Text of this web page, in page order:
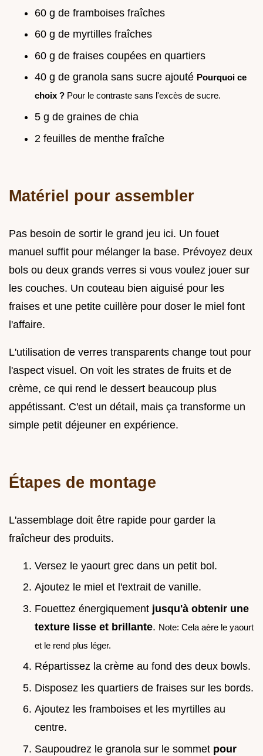
60 g de framboises fraîches
60 g de myrtilles fraîches
60 g de fraises coupées en quartiers
40 g de granola sans sucre ajouté Pourquoi ce
choix ? Pour le contraste sans l'excès de sucre.
5 g de graines de chia
2 feuilles de menthe fraîche
Matériel pour assembler
Pas besoin de sortir le grand jeu ici. Un fouet
manuel suffit pour mélanger la base. Prévoyez deux
bols ou deux grands verres si vous voulez jouer sur
les couches. Un couteau bien aiguisé pour les
fraises et une petite cuillère pour doser le miel font
l'affaire.
L'utilisation de verres transparents change tout pour
l'aspect visuel. On voit les strates de fruits et de
crème, ce qui rend le dessert beaucoup plus
appétissant. C'est un détail, mais ça transforme un
simple petit déjeuner en expérience.
Étapes de montage
L'assemblage doit être rapide pour garder la
fraîcheur des produits.
Versez le yaourt grec dans un petit bol.
Ajoutez le miel et l'extrait de vanille.
Fouettez énergiquement jusqu'à obtenir une
texture lisse et brillante. Note: Cela aère le yaourt
et le rend plus léger.
Répartissez la crème au fond des deux bowls.
Disposez les quartiers de fraises sur les bords.
Ajoutez les framboises et les myrtilles au
centre.
Saupoudrez le granola sur le sommet pour